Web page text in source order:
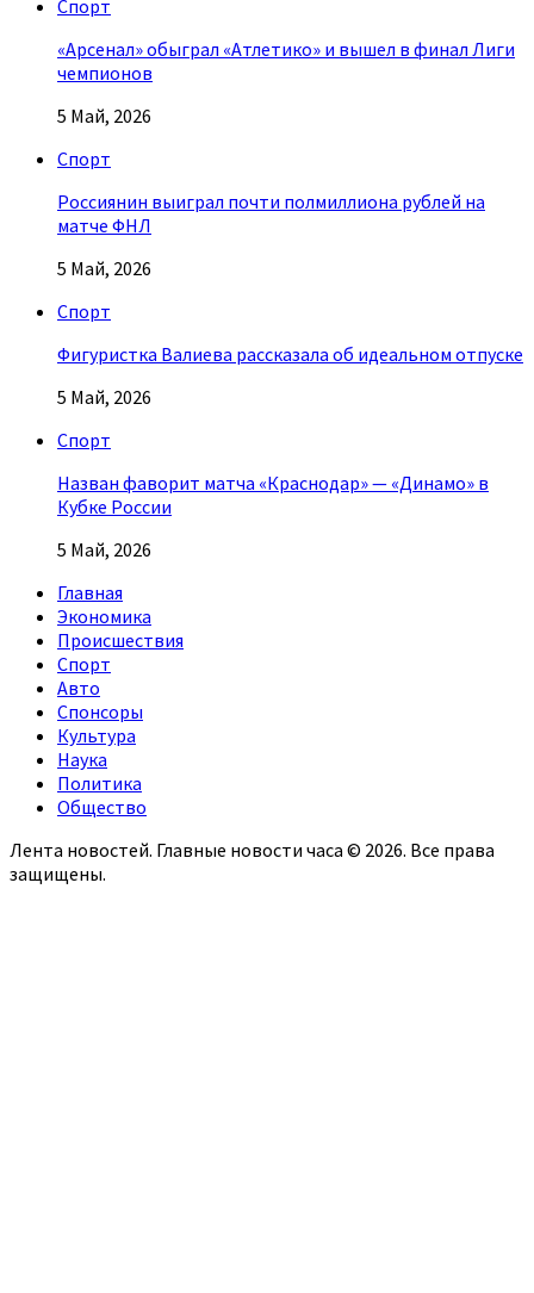
Спорт
«Арсенал» обыграл «Атлетико» и вышел в финал Лиги
чемпионов
5 Май, 2026
Спорт
Россиянин выиграл почти полмиллиона рублей на
матче ФНЛ
5 Май, 2026
Спорт
Фигуристка Валиева рассказала об идеальном отпуске
5 Май, 2026
Спорт
Назван фаворит матча «Краснодар» — «Динамо» в
Кубке России
5 Май, 2026
Главная
Экономика
Происшествия
Спорт
Авто
Спонсоры
Культура
Наука
Политика
Общество
Лента новостей. Главные новости часа © 2026. Все права
защищены.